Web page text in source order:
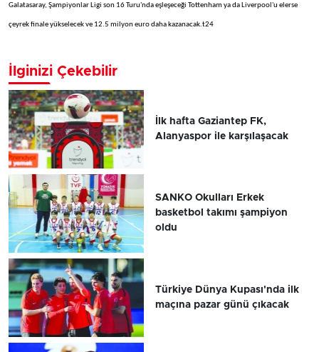
Galatasaray, Şampiyonlar Ligi son 16 Turu'nda eşleşeceği Tottenham ya da Liverpool'u elerse
çeyrek finale yükselecek ve 12.5 milyon euro daha kazanacak.t24
İlginizi Çekebilir
İlk hafta Gaziantep FK,
Alanyaspor ile karşılaşacak
SANKO Okulları Erkek
basketbol takımı şampiyon
oldu
Türkiye Dünya Kupası'nda ilk
maçına pazar günü çıkacak